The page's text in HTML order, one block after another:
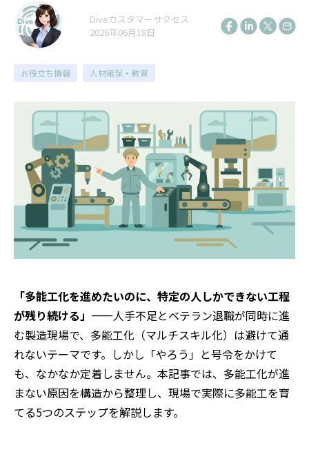
Diveカスタマーサクセス
2026年06月18日
お役立ち情報 人材確保・教育
「多能工化を進めたいのに、特定の人しかできない工程
が残り続ける」 ——人手不足とベテラン退職が同時に進
む製造現場で、多能工化（マルチスキル化）は避けて通
れないテーマです。しかし「やろう」と号令をかけて
も、なかなか定着しません。本記事では、多能工化が進
まない原因を構造から整理し、現場で実際に多能工を育
てる5つのステップを解説します。